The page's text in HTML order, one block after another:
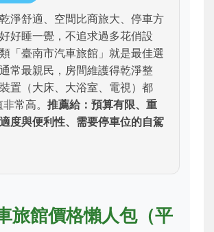
淨舒適、空間比商旅大、停車方
好睡一覺，不追求過多花俏設
「臺南市汽車旅館」就是最佳選
常最親民，房間維護得乾淨整
置（大床、大浴室、電視）都
常高。 推薦給：預算有限、重
度與便利性、需要停車位的自駕
旅館價格懶人包（平